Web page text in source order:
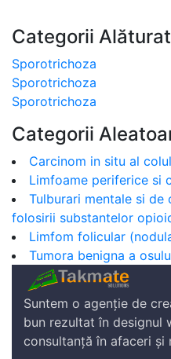
Categorii
Sporotrichoza
Sporotrichoza
Sporotrichoza
Categorii
Carcinom in situ al
Limfoame periferice si
Tulburari mentale si
folosirii substantelor
Limfom folicular
Tumora benigna a
Suntem o agenție de
bun rezultat în designul
consultanță în afaceri și